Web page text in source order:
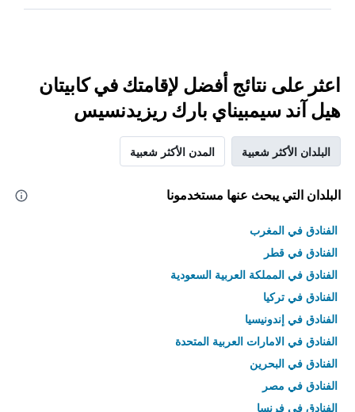
اعثر على نتائج أفضل لإقامتك في كابيتان
هيل آند سيمبيناي بارك ريزيدنسيس
البلدان الأكثر شعبية المدن الأكثر شعبية
البلدان التي يبحث عنها مستخدمونا
الفنادق في المغرب
الفنادق في قطر
الفنادق في المملكة العربية السعودية
الفنادق في تركيا
الفنادق في إندونيسيا
الفنادق في الامارات العربية المتحدة
الفنادق في البحرين
الفنادق في مصر
الفنادق في فرنسا